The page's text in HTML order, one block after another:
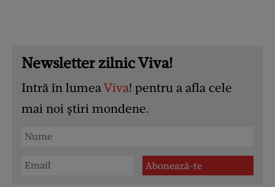
Newsletter zilnic Viva!
Intră în lumeaViva! pentru a afla cele
mai noi știri mondene.